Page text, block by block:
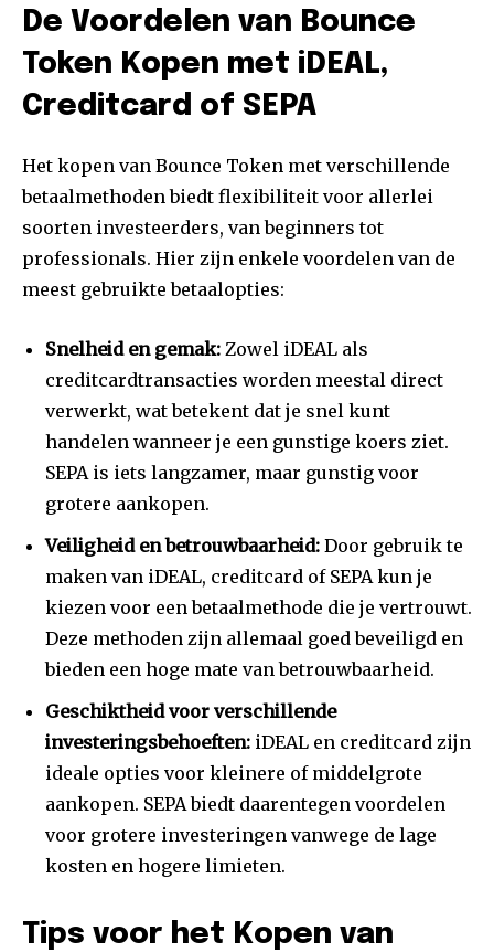
De Voordelen van Bounce
Token Kopen met iDEAL,
Creditcard of SEPA
Het kopen van Bounce Token met verschillende
betaalmethoden biedt flexibiliteit voor allerlei
soorten investeerders, van beginners tot
professionals. Hier zijn enkele voordelen van de
meest gebruikte betaalopties:
Snelheid en gemak: Zowel iDEAL als
creditcardtransacties worden meestal direct
verwerkt, wat betekent dat je snel kunt
handelen wanneer je een gunstige koers ziet.
SEPA is iets langzamer, maar gunstig voor
grotere aankopen.
Veiligheid en betrouwbaarheid: Door gebruik te
maken van iDEAL, creditcard of SEPA kun je
kiezen voor een betaalmethode die je vertrouwt.
Deze methoden zijn allemaal goed beveiligd en
bieden een hoge mate van betrouwbaarheid.
Geschiktheid voor verschillende
investeringsbehoeften: iDEAL en creditcard zijn
ideale opties voor kleinere of middelgrote
aankopen. SEPA biedt daarentegen voordelen
voor grotere investeringen vanwege de lage
kosten en hogere limieten.
Tips voor het Kopen van